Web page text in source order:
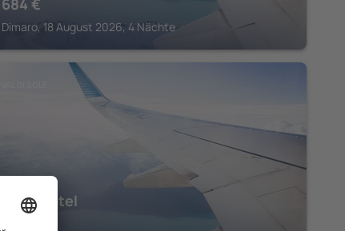
684 €
Dimaro, 18 August 2026, 4 Nächte
Nivis Hotel